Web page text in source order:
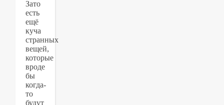
Зато
есть
ещё
куча
странных
вещей,
которые
вроде
бы
когда-
то
будут